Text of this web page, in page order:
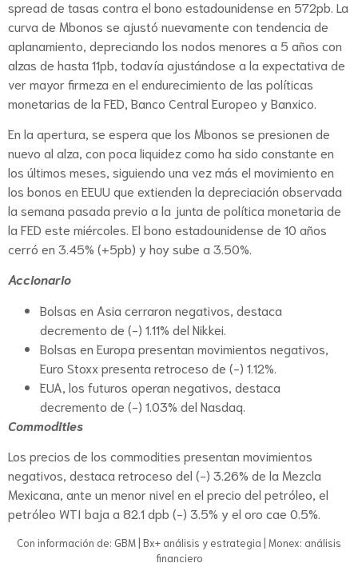
spread de tasas contra el bono estadounidense en 572pb. La
curva de Mbonos se ajustó nuevamente con tendencia de
aplanamiento, depreciando los nodos menores a 5 años con
alzas de hasta 11pb, todavía ajustándose a la expectativa de
ver mayor firmeza en el endurecimiento de las políticas
monetarias de la FED, Banco Central Europeo y Banxico.
En la apertura, se espera que los Mbonos se presionen de
nuevo al alza, con poca liquidez como ha sido constante en
los últimos meses, siguiendo una vez más el movimiento en
los bonos en EEUU que extienden la depreciación observada
la semana pasada previo a la junta de política monetaria de
la FED este miércoles. El bono estadounidense de 10 años
cerró en 3.45% (+5pb) y hoy sube a 3.50%.
Accionario
Bolsas en Asia cerraron negativos, destaca
decremento de (-) 1.11% del Nikkei.
Bolsas en Europa presentan movimientos negativos,
Euro Stoxx presenta retroceso de (-) 1.12%.
EUA, los futuros operan negativos, destaca
decremento de (-) 1.03% del Nasdaq.
Commodities
Los precios de los commodities presentan movimientos
negativos, destaca retroceso del (-) 3.26% de la Mezcla
Mexicana, ante un menor nivel en el precio del petróleo, el
petróleo WTI baja a 82.1 dpb (-) 3.5% y el oro cae 0.5%.
Con información de: GBM | Bx+ análisis y estrategia | Monex: análisis
financiero